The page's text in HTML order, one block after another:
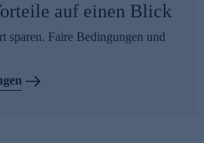
auf einen Blick
sparen. Faire Bedingungen und